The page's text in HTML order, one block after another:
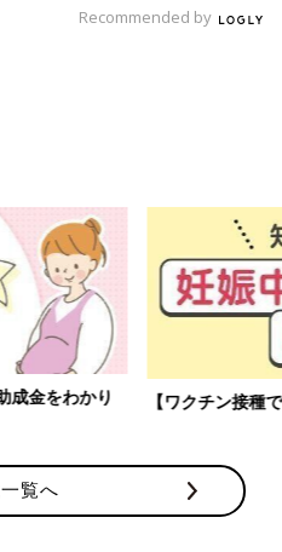
Recommended by
の感染症対策、知っておいて！
覧へ